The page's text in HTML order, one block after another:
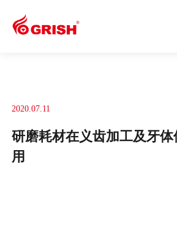
2020.07.11
研磨耗材在义齿加工及牙
用